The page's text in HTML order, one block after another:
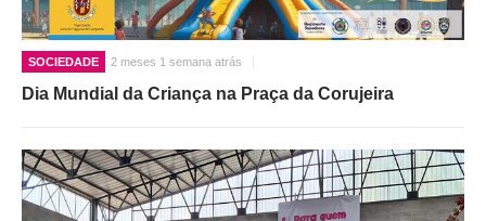
SOCIEDADE 2 meses 1 semana atrás
Dia Mundial da Criança na Praça da Corujeira